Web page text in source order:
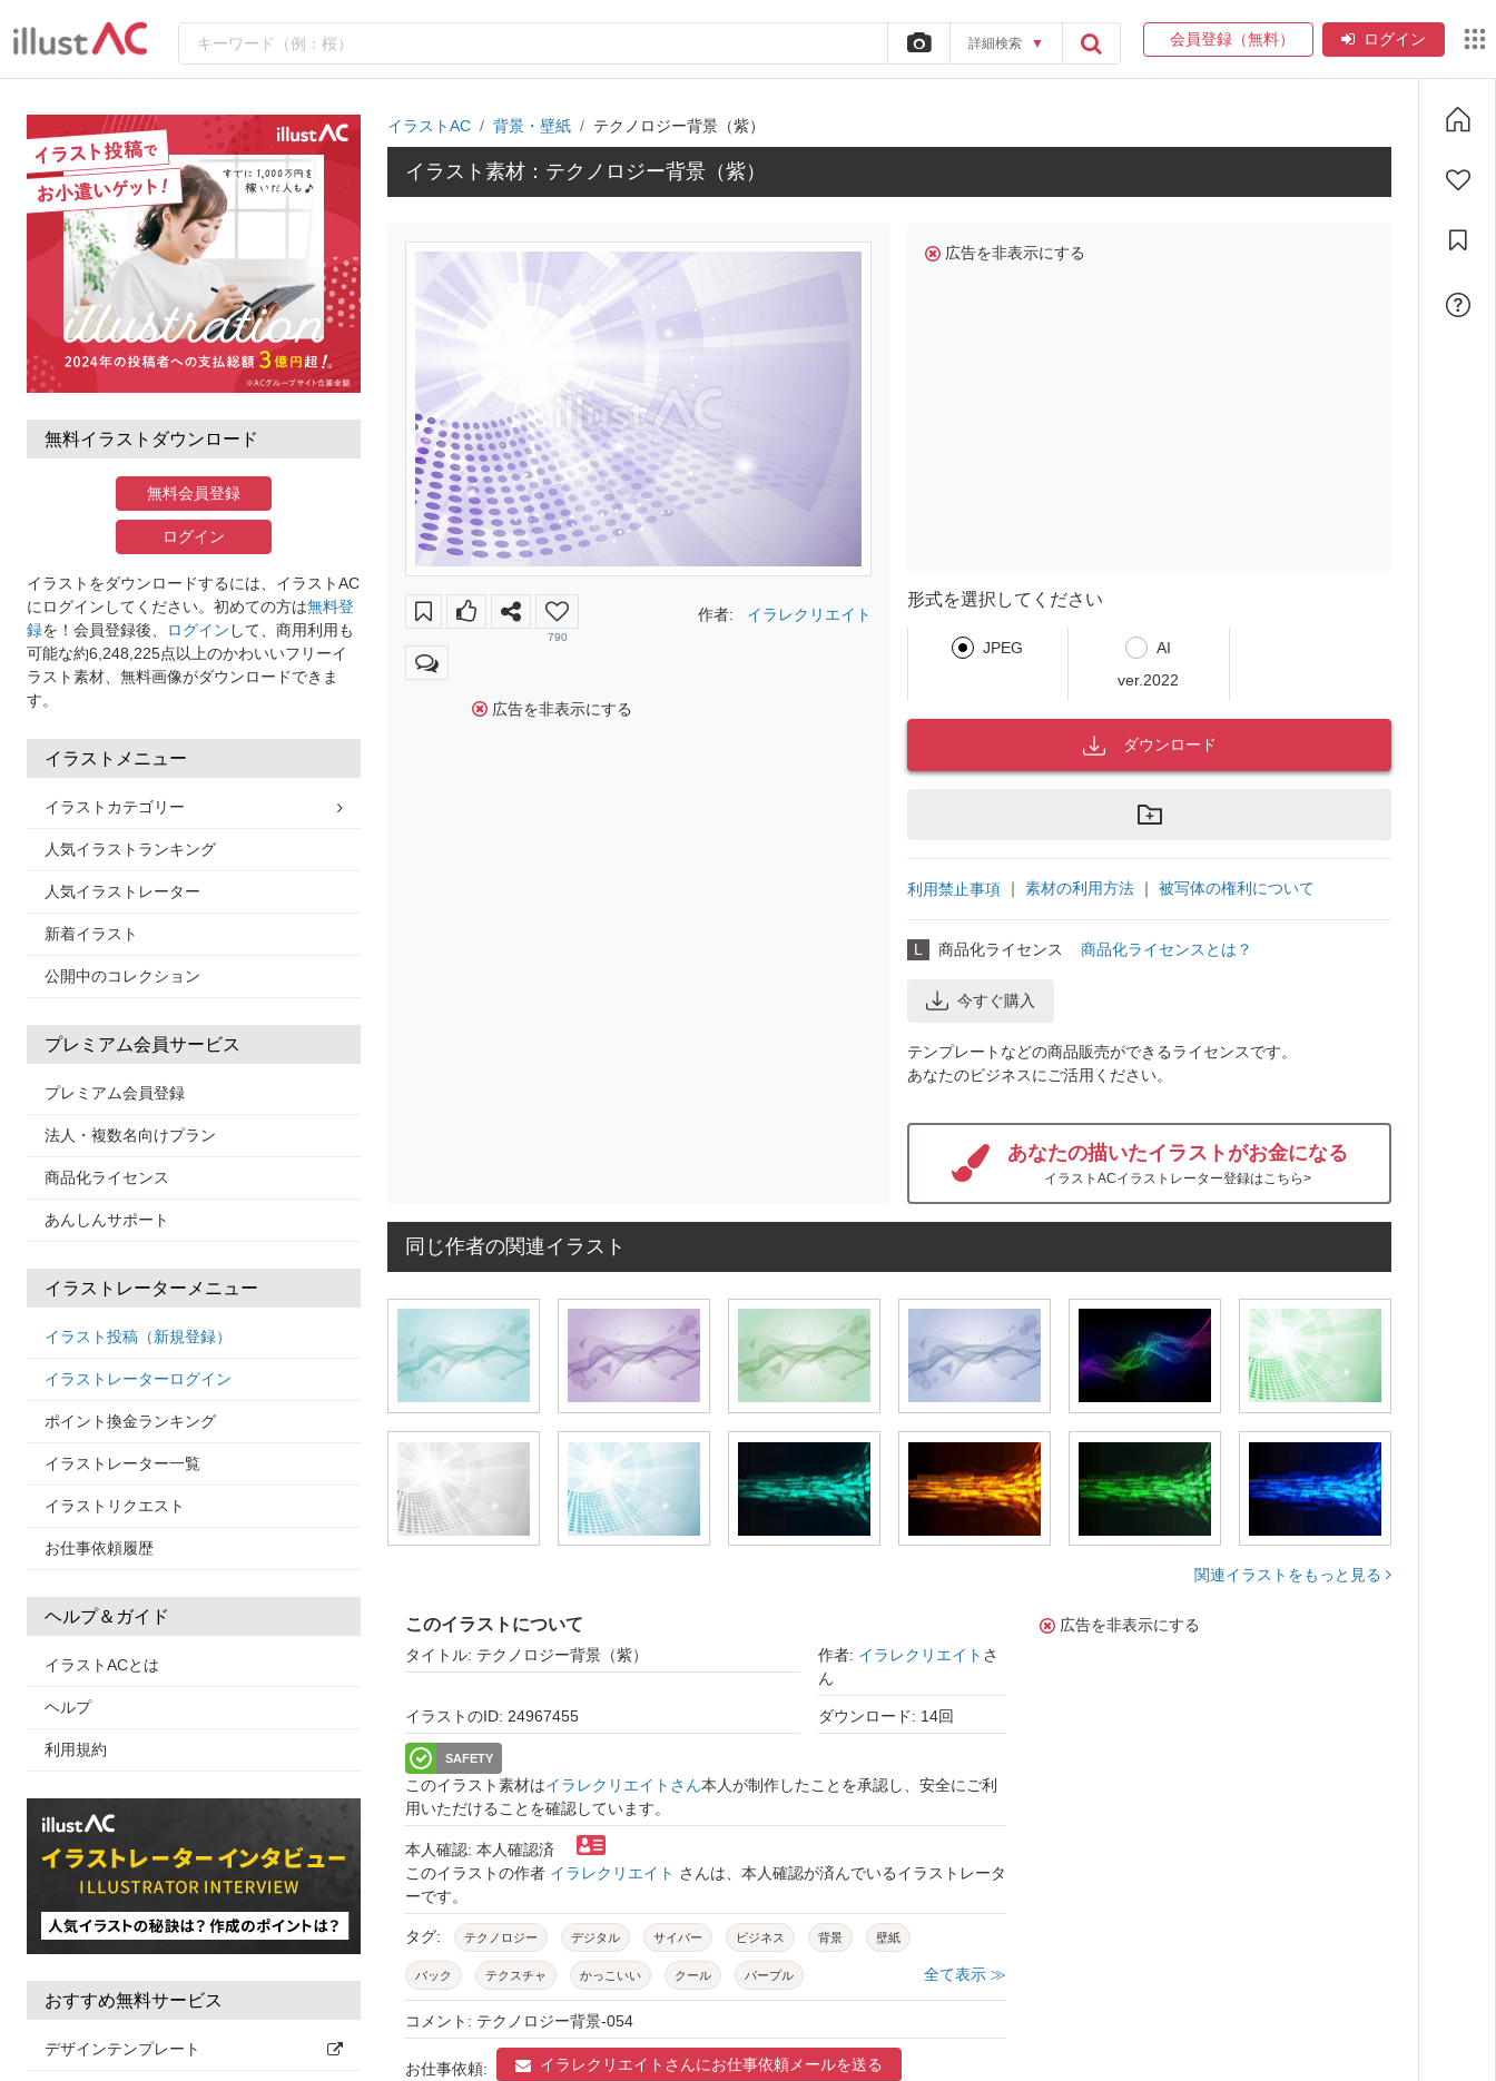
詳細検索 ▼ 会員登録（無料） ログイン
無料イラストダウンロード
無料会員登録
ログイン
イラストをダウンロードするには、イラストAC
にログインしてください。初めての方は無料登
録を！会員登録後、 ログイン して、商用利用も
可能な約6,248,225点以上のかわいいフリーイ
ラスト素材、無料画像がダウンロードできま
す。
イラストメニュー
イラストカテゴリー
人気イラストランキング
人気イラストレーター
新着イラスト
公開中のコレクション
プレミアム会員サービス
プレミアム会員登録
法人・複数名向けプラン
商品化ライセンス
あんしんサポート
イラストレーターメニュー
イラスト投稿（新規登録）
イラストレーターログイン
ポイント換金ランキング
イラストレーター一覧
イラストリクエスト
お仕事依頼履歴
ヘルプ＆ガイド
イラストACとは
ヘルプ
利用規約
おすすめ無料サービス
デザインテンプレート
イラストAC 背景・壁紙 テクノロジー背景（紫）
イラスト素材：テクノロジー背景（紫）
790
作者: イラレクリエイト
広告を非表示にする
広告を非表示にする
形式を選択してください
JPEG
AI
ver.2022
ダウンロード
利用禁止事項 ｜ 素材の利用方法 ｜ 被写体の権利について
L 商品化ライセンス 商品化ライセンスとは？
今すぐ購入
テンプレートなどの商品販売ができるライセンスです。
あなたのビジネスにご活用ください。
あなたの描いたイラストがお金になる
イラストACイラストレーター登録はこちら>
同じ作者の関連イラスト
関連イラストをもっと見る
このイラストについて
タイトル: テクノロジー背景（紫） 作者: イラレクリエイト さ
ん
イラストのID: 24967455 ダウンロード: 14回
SAFETY
このイラスト素材はイラレクリエイトさん本人が制作したことを承認し、安全にご利
用いただけることを確認しています。
本人確認: 本人確認済
このイラストの作者 イラレクリエイト さんは、本人確認が済んでいるイラストレータ
ーです。
タグ: テクノロジー デジタル サイバー ビジネス 背景 壁紙
バック テクスチャ かっこいい クール パープル 全て表示 ≫
コメント: テクノロジー背景-054
お仕事依頼: イラレクリエイトさんにお仕事依頼メールを送る
広告を非表示にする